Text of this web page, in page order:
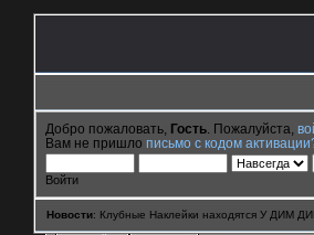
Добро пожаловать, Гость . Пожалуйста,
Вам не пришло письмо с кодом
Войти
Новости: Клубные Наклейки находятся У ДИМ